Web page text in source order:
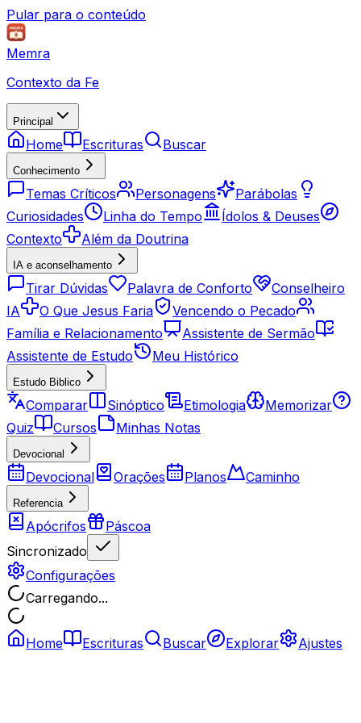
Pular para o conteúdo
Memra
Contexto da Fe
Principal
Home Escrituras Buscar
Conhecimento
Temas Críticos Personagens
Parábolas
Curiosidades
Linha do Tempo
Ídolos & Deuses
Contexto
Além da Doutrina
IA e aconselhamento
Tirar Dúvidas Palavra de Conforto
Conselheiro
IA
O Que Jesus Faria
Vencendo o Pecado
Família e Relacionamento
Assistente de Sermão
Assistente de Estudo
Meu Histórico
Estudo Biblico
Comparar Sinóptico Etimologia
Memorizar
Quiz
Cursos Minhas Notas
Devocional
Devocional Orações Planos Caminho
Referencia
Apócrifos
Páscoa
Sincronizado
Configurações
Carregando...
Home Escrituras Buscar Explorar Ajustes